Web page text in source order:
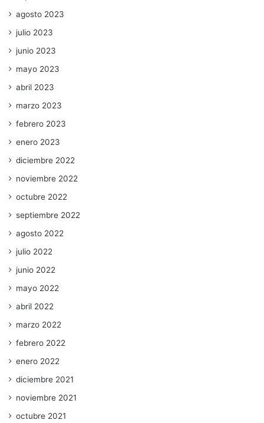
agosto 2023
julio 2023
junio 2023
mayo 2023
abril 2023
marzo 2023
febrero 2023
enero 2023
diciembre 2022
noviembre 2022
octubre 2022
septiembre 2022
agosto 2022
julio 2022
junio 2022
mayo 2022
abril 2022
marzo 2022
febrero 2022
enero 2022
diciembre 2021
noviembre 2021
octubre 2021